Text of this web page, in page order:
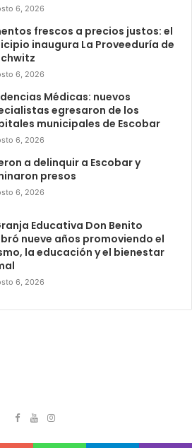
6, 2026
frescos a precios justos: el
inaugura La Proveeduría de
6, 2026
Médicas: nuevos
egresaron de los
municipales de Escobar
6, 2026
a delinquir a Escobar y
presos
6, 2026
Educativa Don Benito
nueve años promoviendo el
la educación y el bienestar
6, 2026